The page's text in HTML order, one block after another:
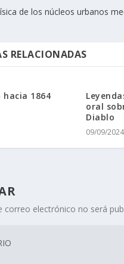
de los núcleos urbanos
RELACIONADAS
1864
oral
Diablo
09/09/2024
correo electrónico no será